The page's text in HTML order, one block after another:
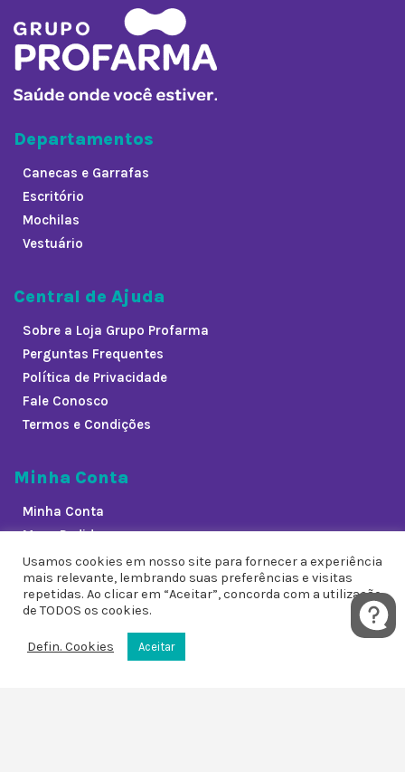
Departamentos
Canecas e Garrafas
Escritório
Mochilas
Vestuário
Central de Ajuda
Sobre a Loja Grupo Profarma
Perguntas Frequentes
Política de Privacidade
Fale Conosco
Termos e Condições
Minha Conta
Minha Conta
Meus Pedidos
Lista de Desejos
Redes Sociais
Usamos cookies em nosso site para fornecer a experiência
mais relevante, lembrando suas preferências e visitas
repetidas. Ao clicar em “Aceitar”, concorda com a utilização
de TODOS os cookies.
Defin. Cookies Aceitar